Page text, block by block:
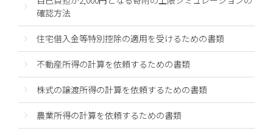
確認方法
住宅借入金等特別控除の適用を受けるための書類
不動産所得の計算を依頼するための書類
株式の譲渡所得の計算を依頼するための書類
農業所得の計算を依頼するための書類